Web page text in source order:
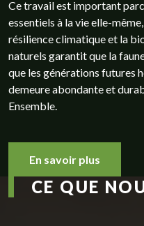
Ce travail est important
essentiels à la vie elle-
résilience climatique et la
naturels garantit que la
que les générations futures
demeure abondante et
Ensemble.
En savoir plus
CE QUE